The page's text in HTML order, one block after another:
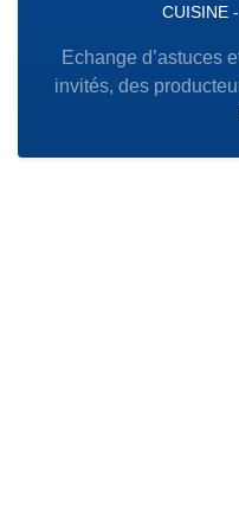
CUISINE
Echange d’astuces
invités, des